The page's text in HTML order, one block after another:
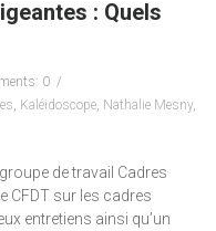
: Quels
0
, Kaléidoscope, Nathalie Mesny,
de travail Cadres
CFDT sur les cadres
entretiens ainsi qu’un